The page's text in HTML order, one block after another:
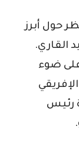
حول أبرز
القاري.
على ضوء
رئيس